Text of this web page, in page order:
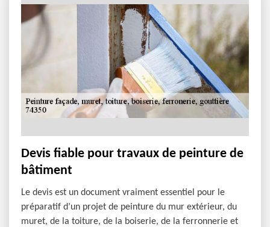
Devis fiable pour travaux de peinture de
bâtiment
Le devis est un document vraiment essentiel pour le
préparatif d’un projet de peinture du mur extérieur, du
muret, de la toiture, de la boiserie, de la ferronnerie et